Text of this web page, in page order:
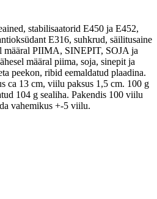
stabilisaatorid E450 ja E452,
E316, suhkrud, säilitusaine
määral PIIMA, SINEPIT, SOJA ja
määral piima, soja, sinepit ja
peekon, ribid eemaldatud plaadina.
ca 13 cm, viilu paksus 1,5 cm. 100 g
104 g sealiha. Pakendis 100 viilu
vahemikus +-5 viilu.